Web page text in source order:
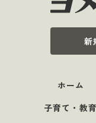
新
ホーム
子育て・教育